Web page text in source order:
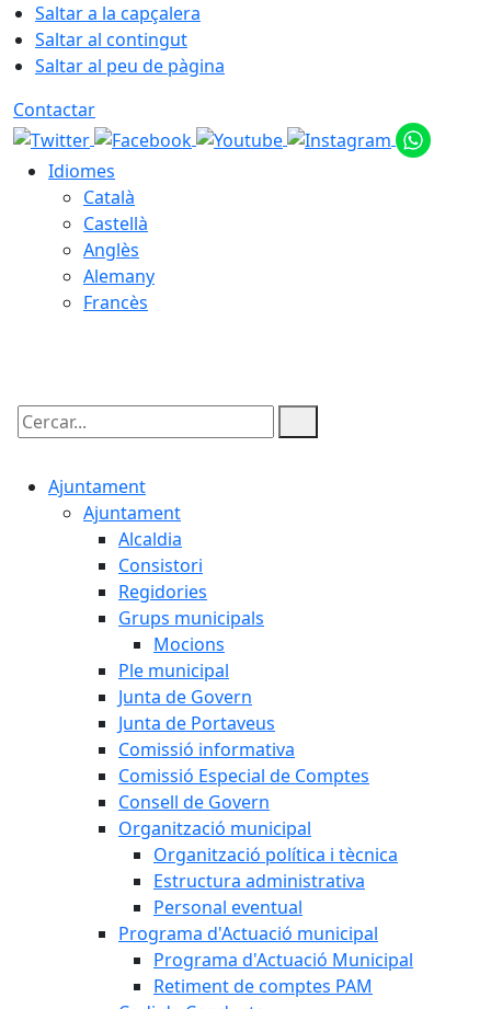
Saltar a la capçalera
Saltar al contingut
Saltar al peu de pàgina
Contactar
Idiomes
Català
Castellà
Anglès
Alemany
Francès
Cercar:
Ajuntament
Ajuntament
Alcaldia
Consistori
Regidories
Grups municipals
Mocions
Ple municipal
Junta de Govern
Junta de Portaveus
Comissió informativa
Comissió Especial de Comptes
Consell de Govern
Organització municipal
Organització política i tècnica
Estructura administrativa
Personal eventual
Programa d'Actuació municipal
Programa d'Actuació Municipal
Retiment de comptes PAM